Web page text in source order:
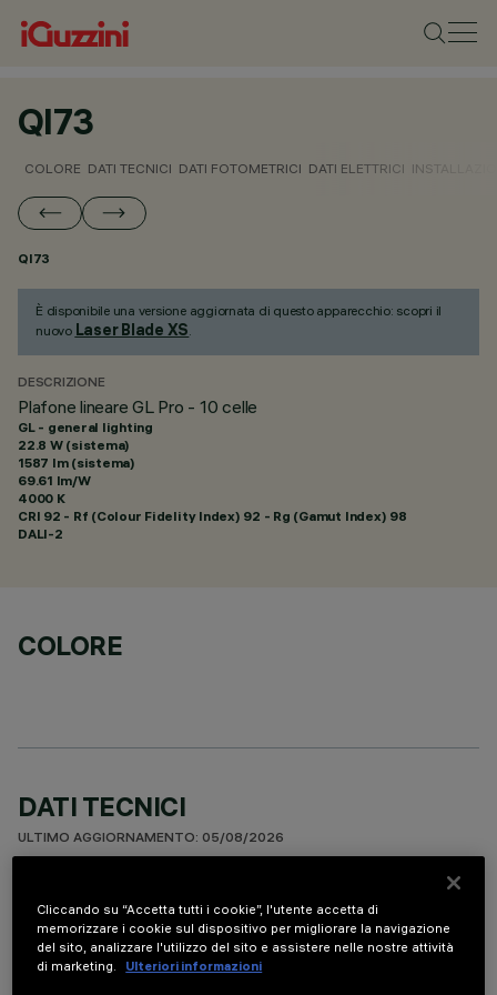
QI73
COLORE DATI TECNICI DATI FOTOMETRICI DATI ELETTRICI
QI73
È disponibile una versione aggiornata di questo apparecchio: scopri il
nuovo Laser Blade XS.
DESCRIZIONE
Plafone lineare GL Pro - 10 celle
GL - general lighting
22.8 W (sistema)
1587 lm (sistema)
69.61 lm/W
4000 K
CRI 92 - Rf (Colour Fidelity Index) 92 - Rg (Gamut Index) 98
DALI-2
COLORE
DATI TECNICI
ULTIMO AGGIORNAMENTO: 05/08/2026
Apparecchio per installazione a soffitto a 10 elementi ottici
per sorgenti LED - ottiche fisse con riflettori Opti-Beam ad
Cliccando su “Accetta tutti i cookie”, l'utente accetta di
memorizzare i cookie sul dispositivo per migliorare la navigazione
del sito, analizzare l'utilizzo del sito e assistere nelle nostre attività
di marketing.
Ulteriori informazioni